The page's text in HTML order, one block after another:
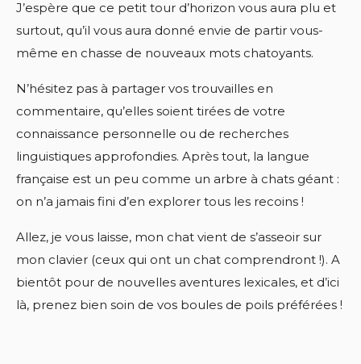
J’espère que ce petit tour d’horizon vous aura plu et
surtout, qu’il vous aura donné envie de partir vous-
même en chasse de nouveaux mots chatoyants.
N’hésitez pas à partager vos trouvailles en
commentaire, qu’elles soient tirées de votre
connaissance personnelle ou de recherches
linguistiques approfondies. Après tout, la langue
française est un peu comme un arbre à chats géant :
on n’a jamais fini d’en explorer tous les recoins !
Allez, je vous laisse, mon chat vient de s’asseoir sur
mon clavier (ceux qui ont un chat comprendront !). A
bientôt pour de nouvelles aventures lexicales, et d’ici
là, prenez bien soin de vos boules de poils préférées !